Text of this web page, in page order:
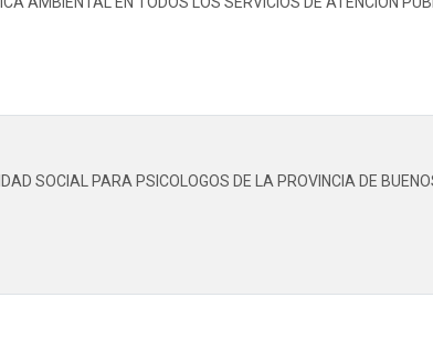
SOCIAL PARA PSICOLOGOS DE LA PROVINCIA DE